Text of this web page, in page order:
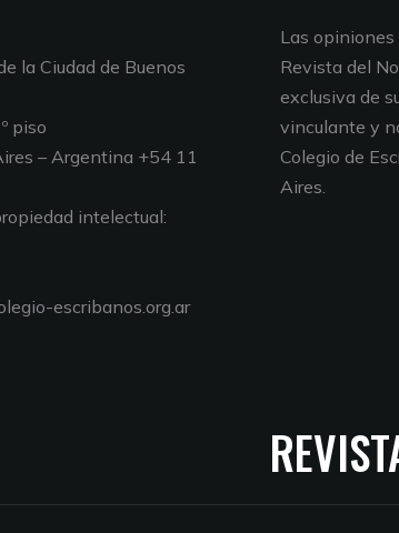
la Ciudad de Buenos
piso
– Argentina +54 11
intelectual:
escribanos.org.ar
Las
Revista del
exclusiva de
vinculante y
Colegio de
Aires.